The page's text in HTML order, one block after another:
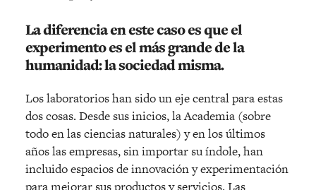
La diferencia en este caso es que el
experimento es el más grande de la
humanidad: la sociedad misma.
Los laboratorios han sido un eje central para estas
dos cosas. Desde sus inicios, la Academia (sobre
todo en las ciencias naturales) y en los últimos
años las empresas, sin importar su índole, han
incluido espacios de innovación y experimentación
para mejorar sus productos y servicios. Las